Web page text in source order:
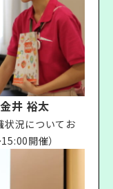
井 裕太
状況についてお
開催）